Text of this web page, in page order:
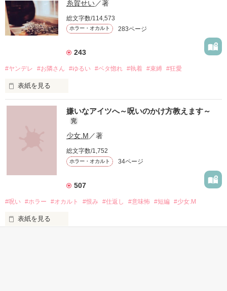
糸賀せい／著
総文字数/114,573
ホラー・オカルト 283ページ
243
#ヤンデレ #お隣さん #ゆるい #ベタ惚れ #執着 #束縛 #狂愛
表紙を見る
『好きだから、監禁させてくれない？』
そんな告白をしてきたのは
嫌いなアイツへ～呪いのかけ方教えます～
完
少女.M／著
総文字数/1,752
ホラー・オカルト 34ページ
507
#呪い #ホラー #オカルト #恨み #仕返し #意味怖 #短編 #少女.M
表紙を見る